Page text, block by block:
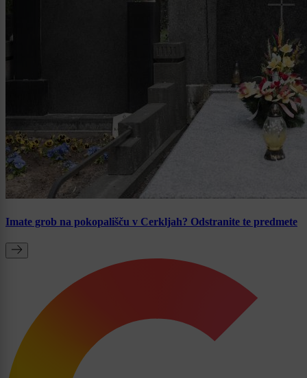
Imate grob na pokopališču v Cerkljah? Odstranite te predmete